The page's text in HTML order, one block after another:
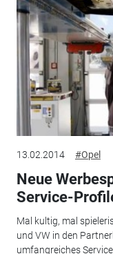
13.02.2014 #Opel
Neue
Service-
Mal kultig, mal
und VW in den
umfangreiches